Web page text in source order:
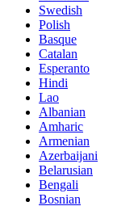
Swedish
Polish
Basque
Catalan
Esperanto
Hindi
Lao
Albanian
Amharic
Armenian
Azerbaijani
Belarusian
Bengali
Bosnian